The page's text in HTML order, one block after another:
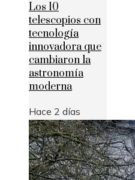
Los 10
telescopios con
tecnología
innovadora que
cambiaron la
astronomía
moderna
Hace 2 días